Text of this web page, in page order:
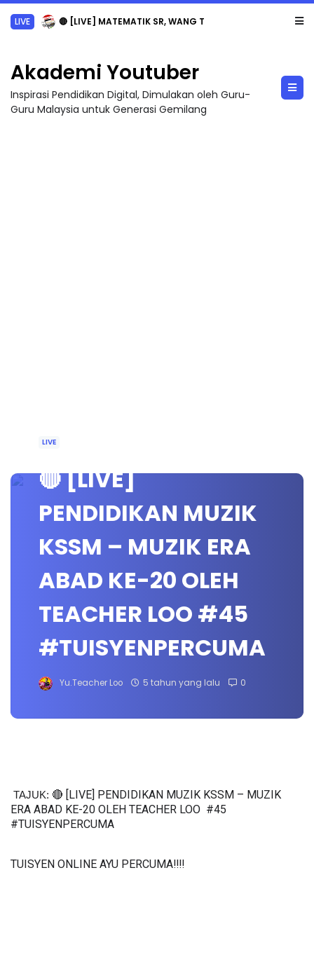
LIVE 🔴 [LIVE] MATEMATIK SR, WANG TAHUN 6 OLEH CIKGU ANITA #ALLINONE #141 #...
Akademi Youtuber
Inspirasi Pendidikan Digital, Dimulakan oleh Guru-
Guru Malaysia untuk Generasi Gemilang
LIVE
🔴 [LIVE]
PENDIDIKAN MUZIK
KSSM – MUZIK ERA
ABAD KE-20 OLEH
TEACHER LOO #45
#TUISYENPERCUMA
Yu.Teacher Loo 5 tahun yang lalu 0
TAJUK: 🔴 [LIVE] PENDIDIKAN MUZIK KSSM – MUZIK
ERA ABAD KE-20 OLEH TEACHER LOO  #45
#TUISYENPERCUMA
TUISYEN ONLINE AYU PERCUMA‼️‼️